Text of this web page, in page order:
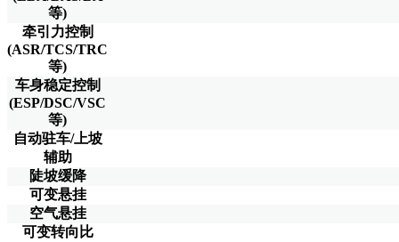
等)
牵引力控制
(ASR/TCS/TRC
等)
车身稳定控制
(ESP/DSC/VSC
等)
自动驻车/上坡
辅助
陡坡缓降
可变悬挂
空气悬挂
可变转向比